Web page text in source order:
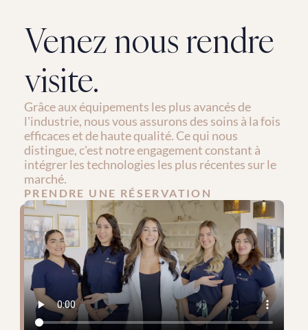
Venez nous rendre
visite.
Grâce aux équipements les plus avancés de
l'industrie, nous vous assurons des soins à la fois
efficaces et de haute qualité. Ce qui nous
distingue, c'est notre engagement constant à
intégrer les technologies les plus récentes sur le
marché.
PRENDRE UNE RÉSERVATION